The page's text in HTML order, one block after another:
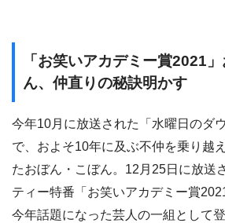
「お笑いアカデミー賞2021
ん、仲直りの秘訣明かす
今年10月に放送された「水曜日のダ
で、およそ10年に及ぶ不仲を乗り越
たおぼん・こぼん。12月25日に放送
ティー特番「お笑いアカデミー賞
今年話題になった芸人の一組として